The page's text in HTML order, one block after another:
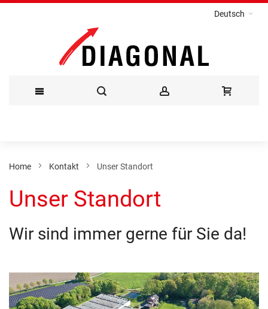
Deutsch
Inhalt
Home Kontakt Unser Standort
Unser Standort
Wir sind immer gerne für Sie da!